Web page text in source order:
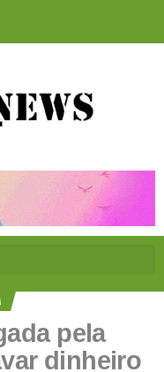
pela
dinheiro